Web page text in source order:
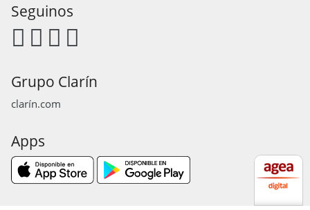
Seguinos
Grupo Clarín
clarín.com
Apps